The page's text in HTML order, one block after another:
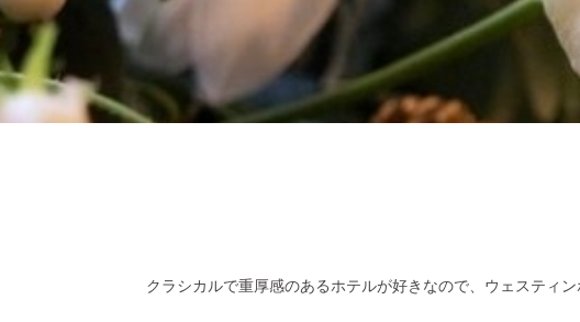
クラシカルで重厚感のあるホテルが好きなので、ウェスティ